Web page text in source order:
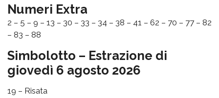
Numeri Extra
2 – 5 – 9 – 13 – 30 – 33 – 34 – 38 – 41 – 62 – 70 – 77 – 82
– 83 – 88
Simbolotto – Estrazione di
giovedì 6 agosto 2026
19 – Risata